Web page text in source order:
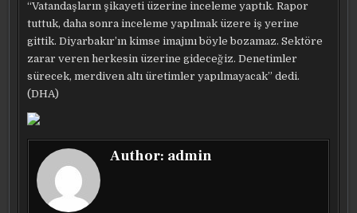
“Vatandaşların şikayeti üzerine inceleme yaptık. Rapor
tuttuk, daha sonra inceleme yapılmak üzere iş yerine
gittik. Diyarbakır’ın kimse imajını böyle bozamaz. Sektöre
zarar veren herkesin üzerine gideceğiz. Denetimler
sürecek, merdiven altı üretimler yapılmayacak” dedi.
(DHA)
Author: admin